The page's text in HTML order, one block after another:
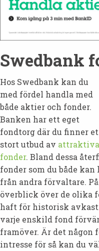
Swedbank
Hos Swedbank kan du
med fördel handla med
både aktier och fonder.
Banken har ett eget
fondtorg där du finner
stort utbud av attraktiva
fonder. Bland dessa
fonder som du både
från andra förvaltare.
överblick över de olika
haft för historisk
varje enskild fond
framöver. Är det någon
intresse för så kan du